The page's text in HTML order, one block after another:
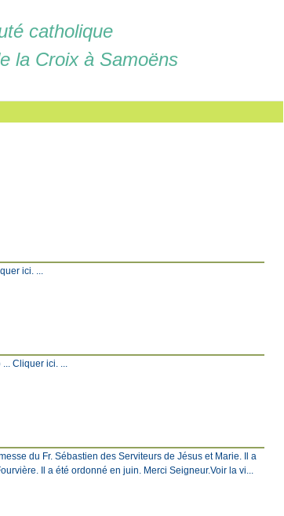
catholique
la Croix à Samoëns
ici. ...
Cliquer ici. ...
du Fr. Sébastien des Serviteurs de Jésus et Marie. Il a
Il a été ordonné en juin. Merci Seigneur.Voir la vi...